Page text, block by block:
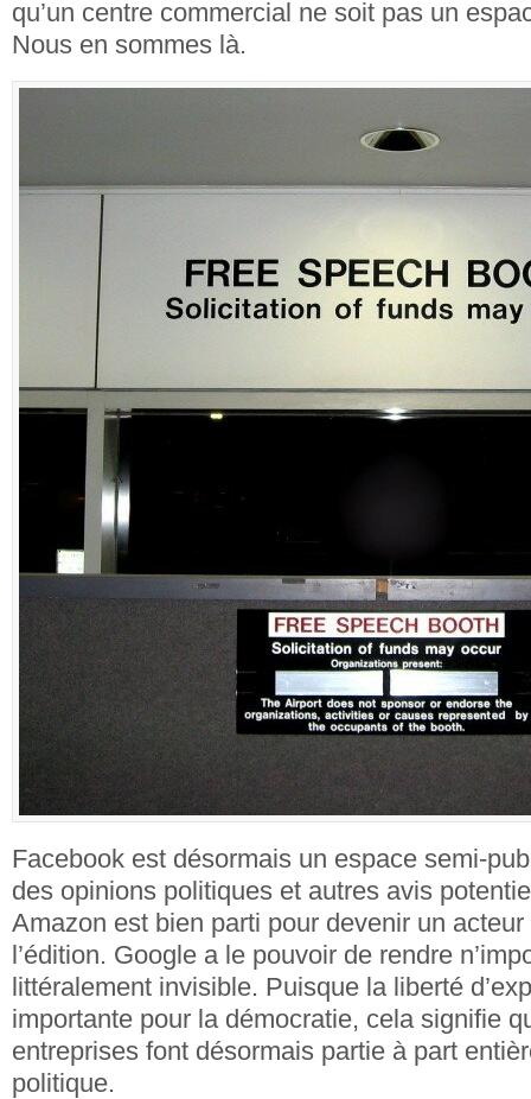
qu’un centre commercial ne soit pas un
Nous en sommes là.
Facebook est désormais un espace semi-
des opinions politiques et autres avis
Amazon est bien parti pour devenir un
l’édition. Google a le pouvoir de rendre
littéralement invisible. Puisque la liberté
importante pour la démocratie, cela signifie
entreprises font désormais partie à part
politique.